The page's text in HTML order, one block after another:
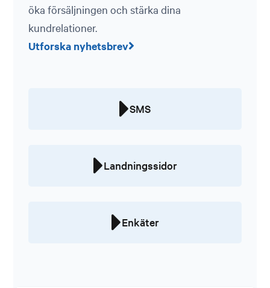
SMS
Landningssidor
Enkäter
öka försäljningen och stärka dina
kundrelationer.
Utforska nyhetsbrev